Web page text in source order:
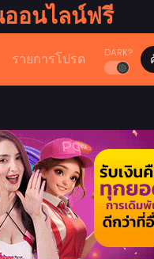
อนไลน์ฟรี
รายการโปรด DARK?